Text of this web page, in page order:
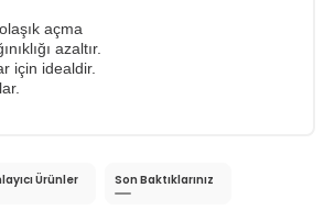
açma
azaltır.
için idealdir.
Ürünler Son Baktıklarınız